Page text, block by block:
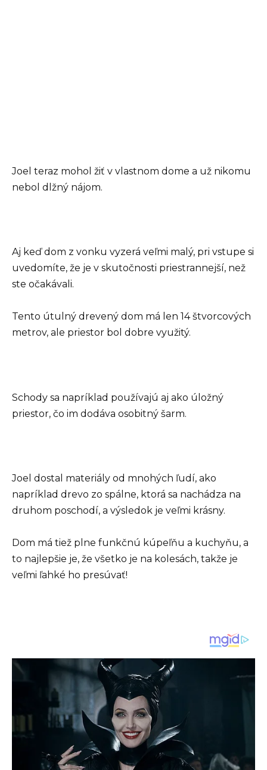
Joel teraz mohol žiť v vlastnom dome a už nikomu
nebol dlžný nájom.
Aj keď dom z vonku vyzerá veľmi malý, pri vstupe si
uvedomíte, že je v skutočnosti priestrannejší, než
ste očakávali.
Tento útulný drevený dom má len 14 štvorcových
metrov, ale priestor bol dobre využitý.
Schody sa napríklad používajú aj ako úložný
priestor, čo im dodáva osobitný šarm.
Joel dostal materiály od mnohých ľudí, ako
napríklad drevo zo spálne, ktorá sa nachádza na
druhom poschodí, a výsledok je veľmi krásny.
Dom má tiež plne funkčnú kúpeľňu a kuchyňu, a
to najlepšie je, že všetko je na kolesách, takže je
veľmi ľahké ho presúvať!